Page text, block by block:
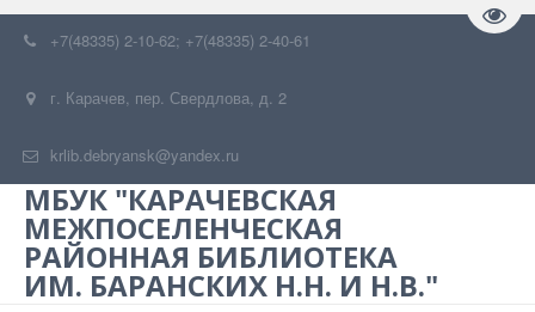
+7(48335) 2-10-62; +7(48335) 2-40-61
г. Карачев, пер. Свердлова, д. 2
krlib.debryansk@yandex.ru
МБУК "КАРАЧЕВСКАЯ
МЕЖПОСЕЛЕНЧЕСКАЯ
РАЙОННАЯ БИБЛИОТЕКА
ИМ. БАРАНСКИХ Н.Н. И Н.В."